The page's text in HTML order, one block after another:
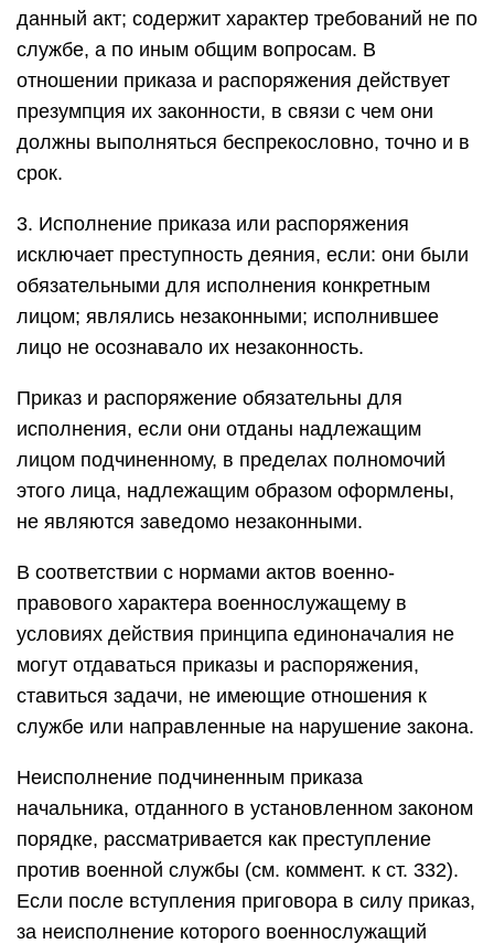
данный акт; содержит характер требований не по
службе, а по иным общим вопросам. В
отношении приказа и распоряжения действует
презумпция их законности, в связи с чем они
должны выполняться беспрекословно, точно и в
срок.
3. Исполнение приказа или распоряжения
исключает преступность деяния, если: они были
обязательными для исполнения конкретным
лицом; являлись незаконными; исполнившее
лицо не осознавало их незаконность.
Приказ и распоряжение обязательны для
исполнения, если они отданы надлежащим
лицом подчиненному, в пределах полномочий
этого лица, надлежащим образом оформлены,
не являются заведомо незаконными.
В соответствии с нормами актов военно-
правового характера военнослужащему в
условиях действия принципа единоначалия не
могут отдаваться приказы и распоряжения,
ставиться задачи, не имеющие отношения к
службе или направленные на нарушение закона.
Неисполнение подчиненным приказа
начальника, отданного в установленном законом
порядке, рассматривается как преступление
против военной службы (см. коммент. к ст. 332).
Если после вступления приговора в силу приказ,
за неисполнение которого военнослужащий